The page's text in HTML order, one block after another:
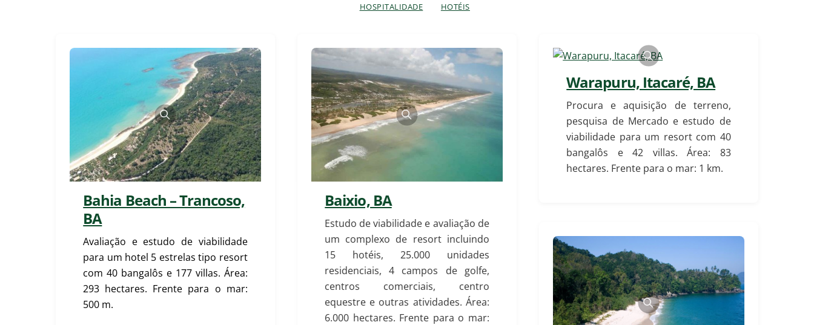
HOSPITALIDADE HOTÉIS
Bahia Beach – Trancoso,
BA
Avaliação e estudo de viabilidade
para um hotel 5 estrelas tipo resort
com 40 bangalôs e 177 villas. Área:
293 hectares. Frente para o mar:
500 m.
Baixio, BA
Estudo de viabilidade e avaliação de
um complexo de resort incluindo
15 hotéis, 25.000 unidades
residenciais, 4 campos de golfe,
centros comerciais, centro
equestre e outras atividades. Área:
6.000 hectares. Frente para o mar:
Warapuru, Itacaré, BA
Procura e aquisição de terreno,
pesquisa de Mercado e estudo de
viabilidade para um resort com 40
bangalôs e 42 villas. Área: 83
hectares. Frente para o mar: 1 km.